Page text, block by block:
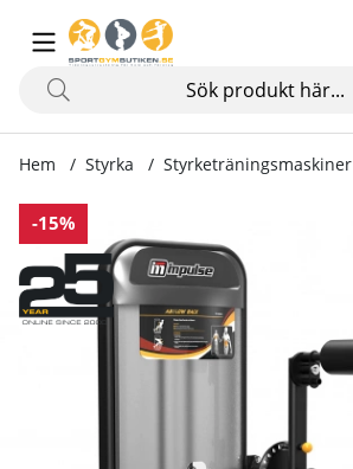
Hem Styrka Styrketräningsmaskiner
-15%
Produktbilder Ab/low back PL9024 Black